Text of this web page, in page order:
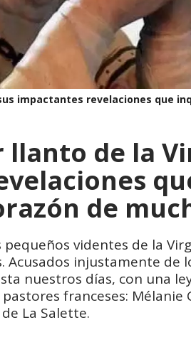
impactantes revelaciones que
llanto de la
de
pequeños videntes de la
injustamente de
nuestros días, con una
franceses: Mélanie
La Salette.